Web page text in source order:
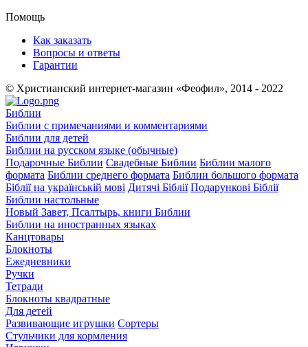
Помощь
Как заказать
Вопросы и ответы
Гарантии
© Христианский интернет-магазин «Феофил», 2014 - 2022
Библии
Библии с примечаниями и комментариями
Библии для детей
Библии на русском языке (обычные)
Подарочные Библии Свадебные Библии Библии малого
формата Библии среднего формата Библии большого формата
Біблії на українській мові Дитячі Біблії Подарункові Біблії
Библии настольные
Новый Завет, Псалтырь, книги Библии
Библии на иностранных языках
Канцтовары
Блокноты
Ежедневники
Ручки
Тетради
Блокноты квадратные
Для детей
Развивающие игрушки Сортеры
Стульчики для кормления